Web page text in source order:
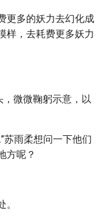
更多的妖力去幻化成
样，去耗费更多妖力
，微微鞠躬示意，以
苏雨柔想问一下他们
方呢？